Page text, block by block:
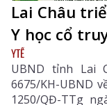
Lai Châu
Y học cổ
YTẾ
UBND tỉnh Lai
6675/KH-UBND
1250/QĐ-TTg